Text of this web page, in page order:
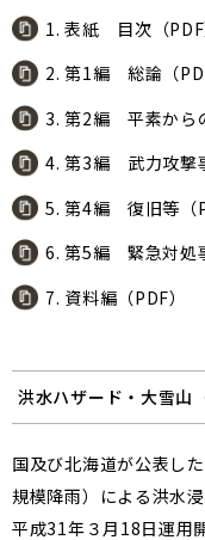
1. 表紙 目次（PDF
2. 第1編 総論（
3. 第2編 平素から
4. 第3編 武力攻撃
5. 第4編 復旧等（
6. 第5編 緊急対処
7. 資料編（PDF）
洪水ハザード・大雪山
国及び北海道が公表し
規模降雨）による洪水
平成31年３月18日運用